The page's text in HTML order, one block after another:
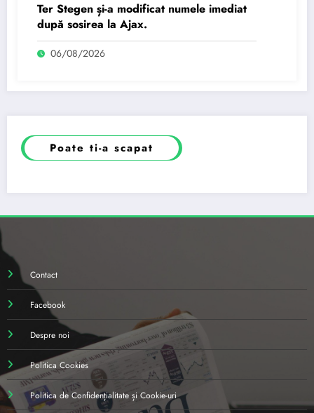
Ter Stegen și-a modificat numele imediat
după sosirea la Ajax.
06/08/2026
Poate ti-a scapat
Contact
Facebook
Despre noi
Politica Cookies
Politica de Confidențialitate și Cookie-uri